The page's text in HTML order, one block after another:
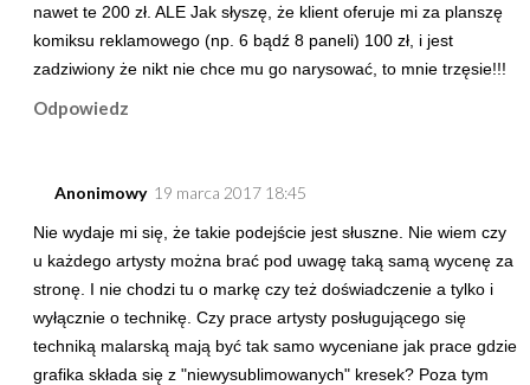
nawet te 200 zł. ALE Jak słyszę, że klient oferuje mi za planszę
komiksu reklamowego (np. 6 bądź 8 paneli) 100 zł, i jest
zadziwiony że nikt nie chce mu go narysować, to mnie trzęsie!!!
Odpowiedz
Anonimowy 19 marca 2017 18:45
Nie wydaje mi się, że takie podejście jest słuszne. Nie wiem czy
u każdego artysty można brać pod uwagę taką samą wycenę za
stronę. I nie chodzi tu o markę czy też doświadczenie a tylko i
wyłącznie o technikę. Czy prace artysty posługującego się
techniką malarską mają być tak samo wyceniane jak prace gdzie
grafika składa się z "niewysublimowanych" kresek? Poza tym